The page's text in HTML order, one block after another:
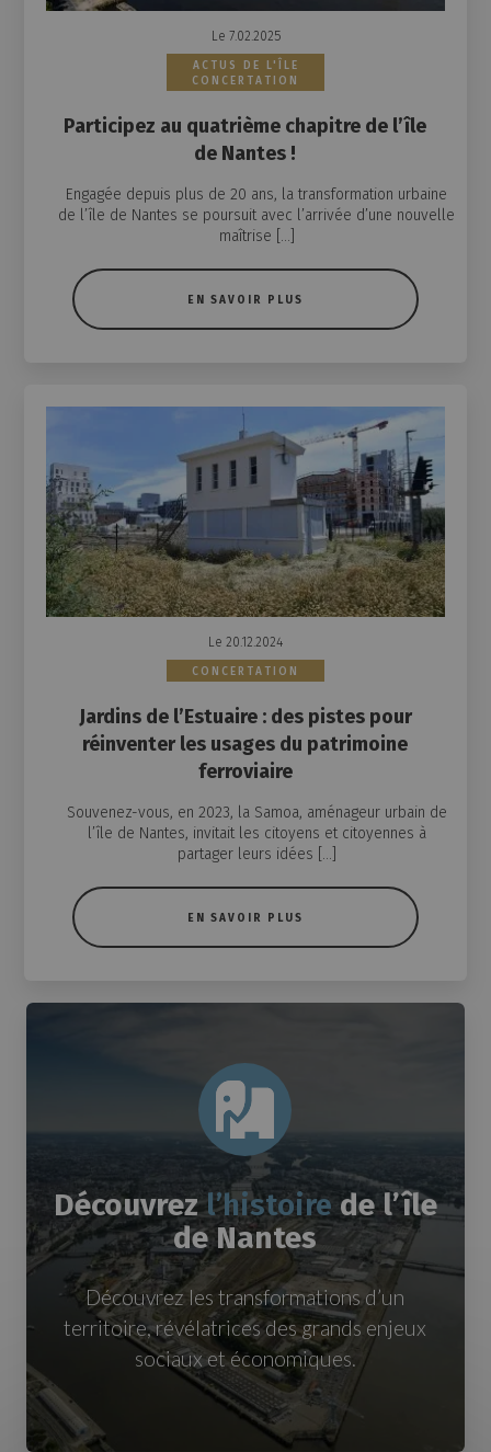
Le 7.02.2025
ACTUS DE L'ÎLE
CONCERTATION
Participez au quatrième chapitre de l’île
de Nantes !
Engagée depuis plus de 20 ans, la transformation urbaine
de l’île de Nantes se poursuit avec l’arrivée d’une nouvelle
maîtrise […]
EN SAVOIR PLUS
Le 20.12.2024
CONCERTATION
Jardins de l’Estuaire : des pistes pour
réinventer les usages du patrimoine
ferroviaire
Souvenez-vous, en 2023, la Samoa, aménageur urbain de
l’île de Nantes, invitait les citoyens et citoyennes à
partager leurs idées […]
EN SAVOIR PLUS
Découvrezl’histoirede l’île
de Nantes
Découvrez les transformations d’un
territoire, révélatrices des grands enjeux
sociaux et économiques.